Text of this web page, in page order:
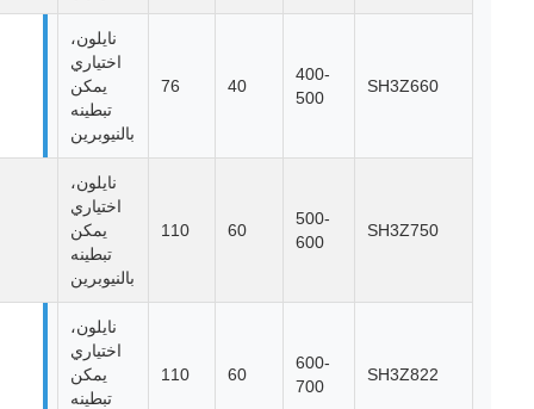
SH3Z660
400-
500
نايلون،
اختياري
يمكن
تبطينه
بالنيوبرين
SH3Z750
500-
600
110
نايلون،
اختياري
يمكن
تبطينه
بالنيوبرين
SH3Z822
600-
700
110
نايلون،
اختياري
يمكن
تبطينه